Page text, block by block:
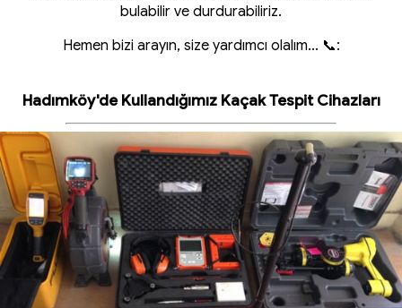
bulabilir ve durdurabiliriz.
Hemen bizi arayın, size yardımcı olalım... 📞:
Hadımköy'de Kullandığımız Kaçak Tespit Cihazları